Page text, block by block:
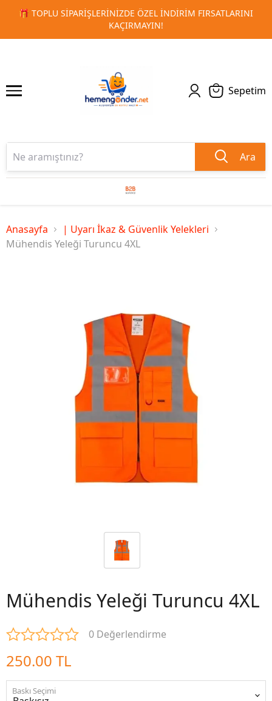
🚀 KURUMSAL PROMOSYON VE MATBAA ÜRÜNLERINDE
TESLIMAT!
1 2
Sepetim
Ara
Anasayfa
| Uyarı İkaz & Güvenlik Yelekleri
Mühendis Yeleği Turuncu 4XL
Mühendis Yeleği Turuncu 4XL
0 Değerlendirme
250.00 TL
Baskı Seçimi